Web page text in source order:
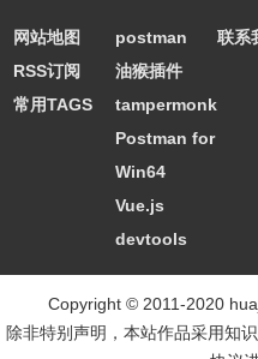
网站地图
RSS订阅
常用TAGS
postman
油猴插件
tampermonkey
Postman for
Win64
Vue.js
devtools
联系
Copyright © 2011-2020
除非特别声明，本站作品采用知